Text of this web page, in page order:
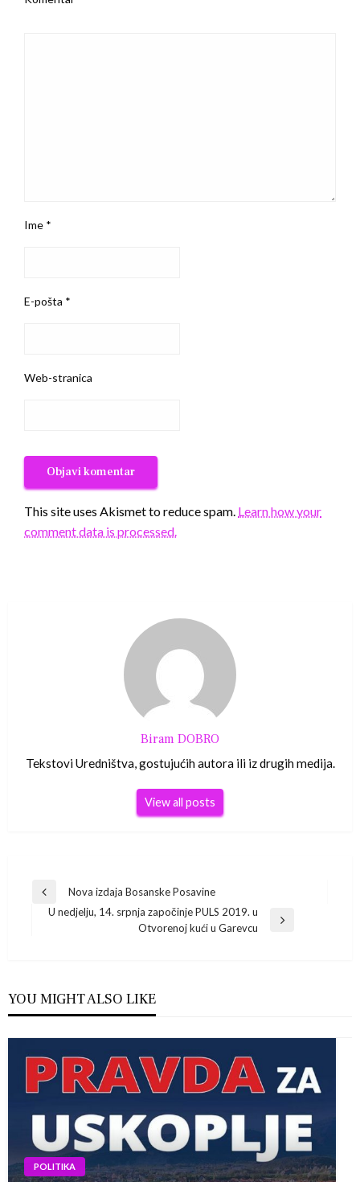
Ime *
E-pošta *
Web-stranica
This site uses Akismet to reduce spam. Learn how your
comment data is processed.
Biram DOBRO
Tekstovi Uredništva, gostujućih autora ili iz drugih medija.
View all posts
Navigacija
Previous
Post
Nova izdaja Bosanske Posavine
U nedjelju, 14. srpnja započinje PULS 2019. u
Otvorenoj kući u Garevcu
YOU MIGHT ALSO LIKE
POLITIKA